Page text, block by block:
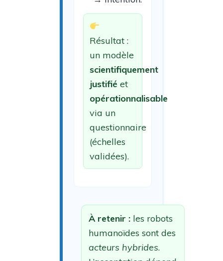
Résultat :
un modèle
scientifiquement
justifié et
opérationnalisable
via un
questionnaire
(échelles
validées).
À retenir : les robots
humanoïdes sont des
acteurs hybrides.